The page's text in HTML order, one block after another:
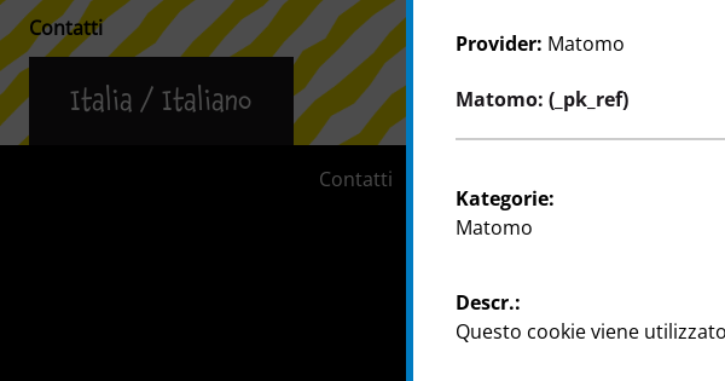
Contatti
Italia / Italiano
Contatti
Provider: Matomo
Matomo: (_pk_ref)
Kategorie:
Matomo
Descr.:
Questo cookie viene